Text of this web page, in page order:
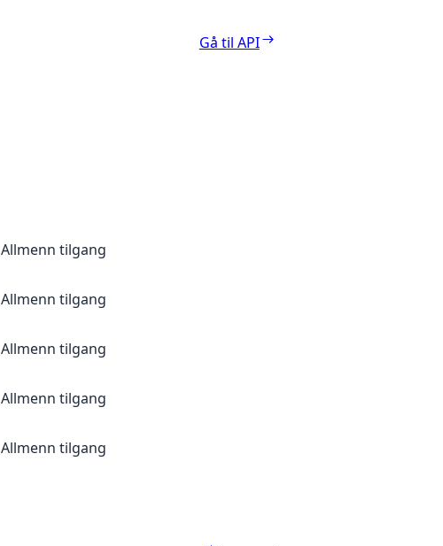
Gå til API
Allmenn tilgang
Allmenn tilgang
Allmenn tilgang
Allmenn tilgang
Allmenn tilgang